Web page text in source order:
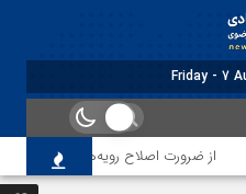
از ضرورت اصلاح رویه‌های بازرسی تا لزوم